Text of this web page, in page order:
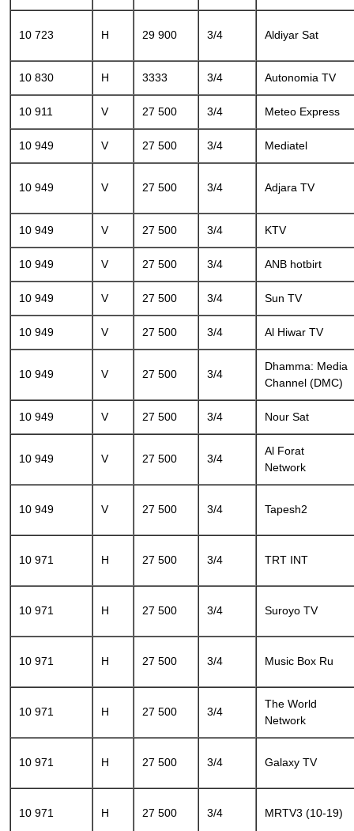
10 723 H 29 900 3/4 Aldiyar Sat
10 830 H 3333 3/4 Autonomia TV
10 911 V 27 500 3/4 Meteo Express
10 949 V 27 500 3/4 Mediatel
10 949 V 27 500 3/4 Adjara TV
10 949 V 27 500 3/4 KTV
10 949 V 27 500 3/4 ANB hotbirt
10 949 V 27 500 3/4 Sun TV
10 949 V 27 500 3/4 Al Hiwar TV
10 949 V 27 500 3/4
Dhamma: Media
Channel (DMC)
10 949 V 27 500 3/4 Nour Sat
10 949 V 27 500 3/4
Al Forat
Network
10 949 V 27 500 3/4 Tapesh2
10 971 H 27 500 3/4 TRT INT
10 971 H 27 500 3/4 Suroyo TV
10 971 H 27 500 3/4 Music Box Ru
10 971 H 27 500 3/4
The World
Network
10 971 H 27 500 3/4 Galaxy TV
10 971 H 27 500 3/4 MRTV3 (10-19)